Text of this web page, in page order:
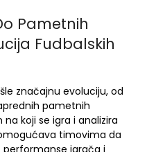
Pametnih
Fudbalskih
značajnu evoluciju, od
pametnih
koji se igra i analizira
timovima da